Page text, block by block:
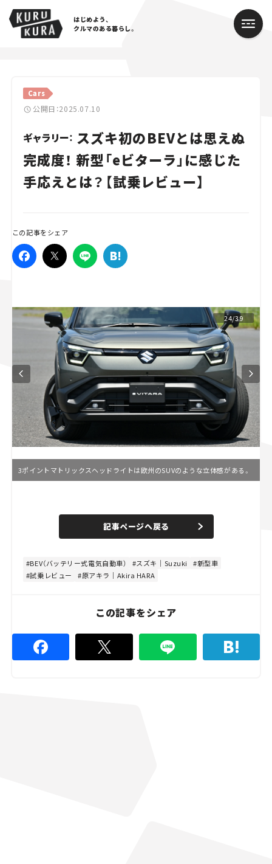
はじめよう、
クルマのある暮らし。
Cars
公開日：2025.07.10
ギャラリー： スズキ初のBEVとは思えぬ
完成度！ 新型「eビターラ」に感じた
手応えとは？【試乗レビュー】
この記事をシェア
24/39
3ポイントマトリックスヘッドライトは欧州のSUVのような立体感がある。
n
e
d
4
4
記事ページへ戻る
BEV（バッテリー式電気自動車） スズキ｜Suzuki
新型車
試乗レビュー
原アキラ｜Akira HARA
この記事をシェア
Cars
Lifestyle
Traffic
Special
Campaign
人気のハッシュタグ